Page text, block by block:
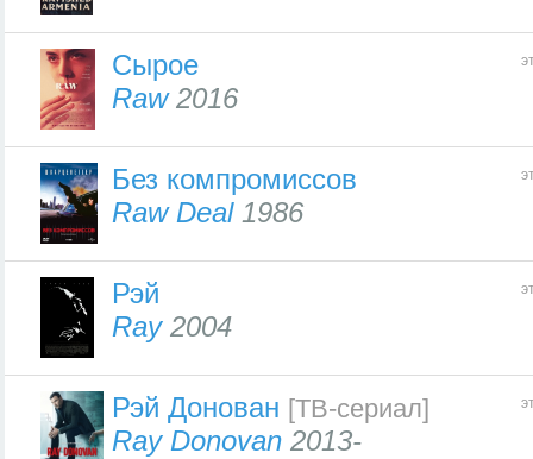
Сырое
Raw2016
Без компромиссов
Raw Deal1986
Рэй
Ray2004
Рэй Донован [ТВ-сериал]
Ray Donovan 2013-